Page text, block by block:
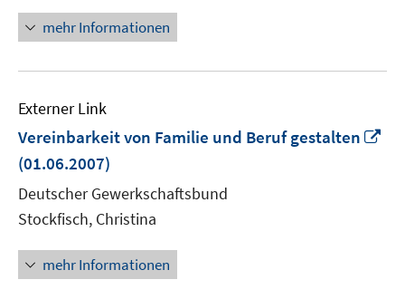
mehr Informationen
Externer Link
Vereinbarkeit von Familie und Beruf gestalten
(01.06.2007)
Deutscher Gewerkschaftsbund
Stockfisch, Christina
mehr Informationen